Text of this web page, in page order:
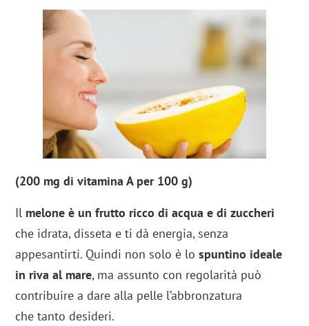
(200 mg di vitamina A per 100 g)
Il melone è un frutto ricco di acqua e di zuccheri
che idrata, disseta e ti dà energia, senza
appesantirti. Quindi non solo è lospuntino ideale
in riva al mare, ma assunto con regolarità può
contribuire a dare alla pelle l’abbronzatura
che tanto desideri.